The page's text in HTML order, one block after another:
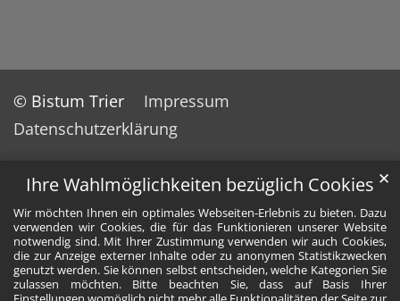
Ihre Wahlmöglichkeiten bezüglich Cookies
Wir möchten Ihnen ein optimales Webseiten-Erlebnis zu bieten. Dazu
verwenden wir Cookies, die für das Funktionieren unserer Website
notwendig sind. Mit Ihrer Zustimmung verwenden wir auch Cookies,
die zur Anzeige externer Inhalte oder zu anonymen Statistikzwecken
genutzt werden. Sie können selbst entscheiden, welche Kategorien Sie
zulassen möchten. Bitte beachten Sie, dass auf Basis Ihrer
✕
© Bistum Trier
Impressum
Datenschutzerklärung